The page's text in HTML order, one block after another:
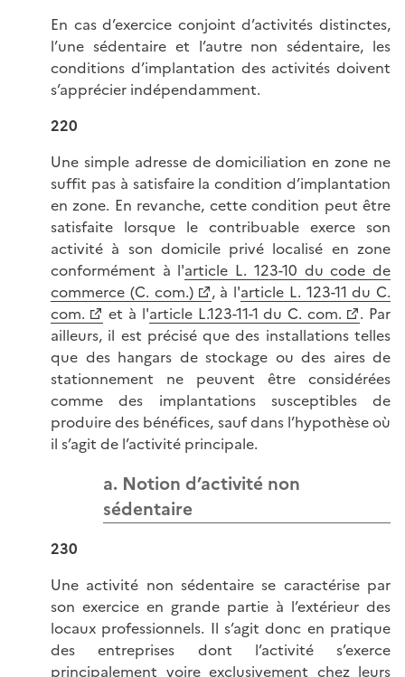
En cas d’exercice conjoint d’activités distinctes,
l’une sédentaire et l’autre non sédentaire, les
conditions d’implantation des activités doivent
s’apprécier indépendamment.
220
Une simple adresse de domiciliation en zone ne
suffit pas à satisfaire la condition d’implantation
en zone. En revanche, cette condition peut être
satisfaite lorsque le contribuable exerce son
activité à son domicile privé localisé en zone
conformément à l'article L. 123-10 du code de
commerce (C. com.)
, à l'article L. 123-11 du C.
com.
et à l'article L.123-11-1 du C. com.
. Par
ailleurs, il est précisé que des installations telles
que des hangars de stockage ou des aires de
stationnement ne peuvent être considérées
comme des implantations susceptibles de
produire des bénéfices, sauf dans l’hypothèse où
il s’agit de l’activité principale.
a. Notion d’activité non
sédentaire
230
Une activité non sédentaire se caractérise par
son exercice en grande partie à l’extérieur des
locaux professionnels. Il s’agit donc en pratique
des entreprises dont l’activité s’exerce
principalement voire exclusivement chez leurs